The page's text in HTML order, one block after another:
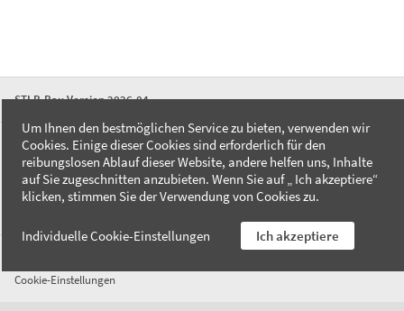
STLB-Bau Version 2026-04
FAQ
Kontakt
Datenschutzerklärung
Cookie-Einstellungen
Um Ihnen den bestmöglichen Service zu bieten, verwenden wir
Cookies. Einige dieser Cookies sind erforderlich für den
reibungslosen Ablauf dieser Website, andere helfen uns, Inhalte
auf Sie zugeschnitten anzubieten. Wenn Sie auf „ Ich akzeptiere“
klicken, stimmen Sie der Verwendung von Cookies zu.
Individuelle Cookie-Einstellungen Ich akzeptiere